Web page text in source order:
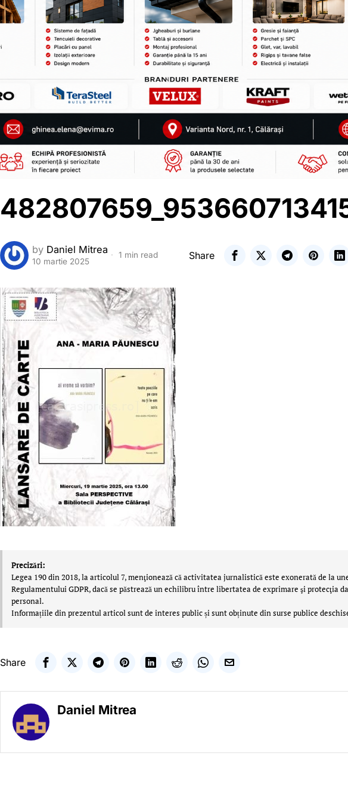
by Daniel Mitrea
10 martie 2025
1 min read Share
Precizări:
Legea 190 din 2018, la articolul 7, menţionează că activitatea jurnalistică este exonerată de la
Regulamentului GDPR, dacă se păstrează un echilibru între libertatea de exprimare şi protecţia
personal.
Informațiile din prezentul articol sunt de interes public și sunt obținute din surse publice
Share
Daniel Mitrea